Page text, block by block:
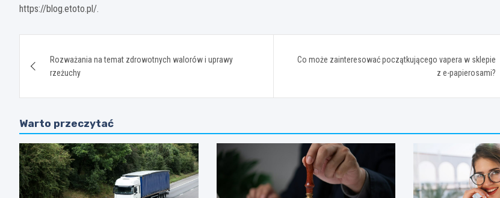
https://blog.etoto.pl/.
wpisuRozważania na temat zdrowotnych walorów i uprawy
rzeżuchy
Co może zainteresować początkującego vapera w sklepie
z e-papierosami?
Warto przeczytać